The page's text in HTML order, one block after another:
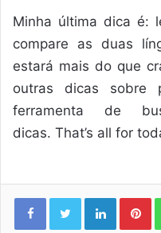
Minha última dica é:
compare as duas
estará mais do que
outras dicas sobre
ferramenta de
dicas. That’s all for